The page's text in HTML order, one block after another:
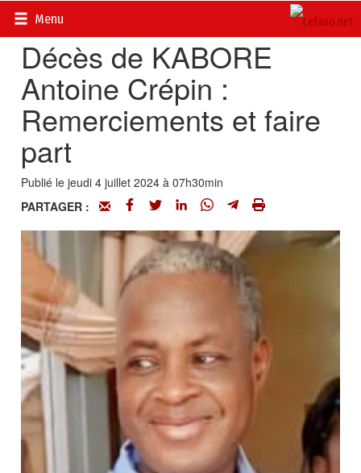
Menu
Accueil>
Décès de KABORE
Antoine Crépin :
Remerciements et faire
part
Publié le jeudi 4 juillet 2024 à 07h30min
PARTAGER :